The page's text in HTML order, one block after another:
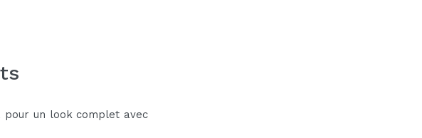
pour un look complet avec